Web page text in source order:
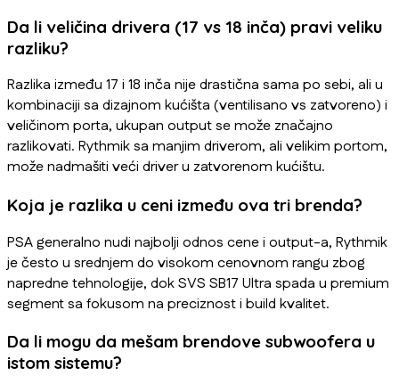
Da li veličina drivera (17 vs 18 inča) pravi veliku
razliku?
Razlika između 17 i 18 inča nije drastična sama po sebi, ali u
kombinaciji sa dizajnom kućišta (ventilisano vs zatvoreno) i
veličinom porta, ukupan output se može značajno
razlikovati. Rythmik sa manjim driverom, ali velikim portom,
može nadmašiti veći driver u zatvorenom kućištu.
Koja je razlika u ceni između ova tri brenda?
PSA generalno nudi najbolji odnos cene i output-a, Rythmik
je često u srednjem do visokom cenovnom rangu zbog
napredne tehnologije, dok SVS SB17 Ultra spada u premium
segment sa fokusom na preciznost i build kvalitet.
Da li mogu da mešam brendove subwoofera u
istom sistemu?